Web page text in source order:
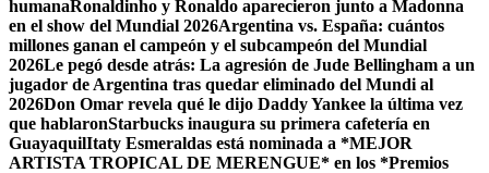
humanaRonaldinho y Ronaldo aparecieron junto a Madonna
en el show del Mundial 2026Argentina vs. España: cuántos
millones ganan el campeón y el subcampeón del Mundial
2026Le pegó desde atrás: La agresión de Jude Bellingham a un
jugador de Argentina tras quedar eliminado del Mundi al
2026Don Omar revela qué le dijo Daddy Yankee la última vez
que hablaronStarbucks inaugura su primera cafetería en
GuayaquilItaty Esmeraldas está nominada a *MEJOR
ARTISTA TROPICAL DE MERENGUE* en los *Premios